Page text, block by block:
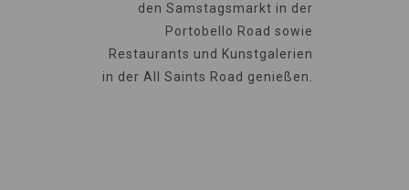
den Samstagsmarkt in der
Portobello Road sowie
Restaurants und Kunstgalerien
in der All Saints Road genießen.